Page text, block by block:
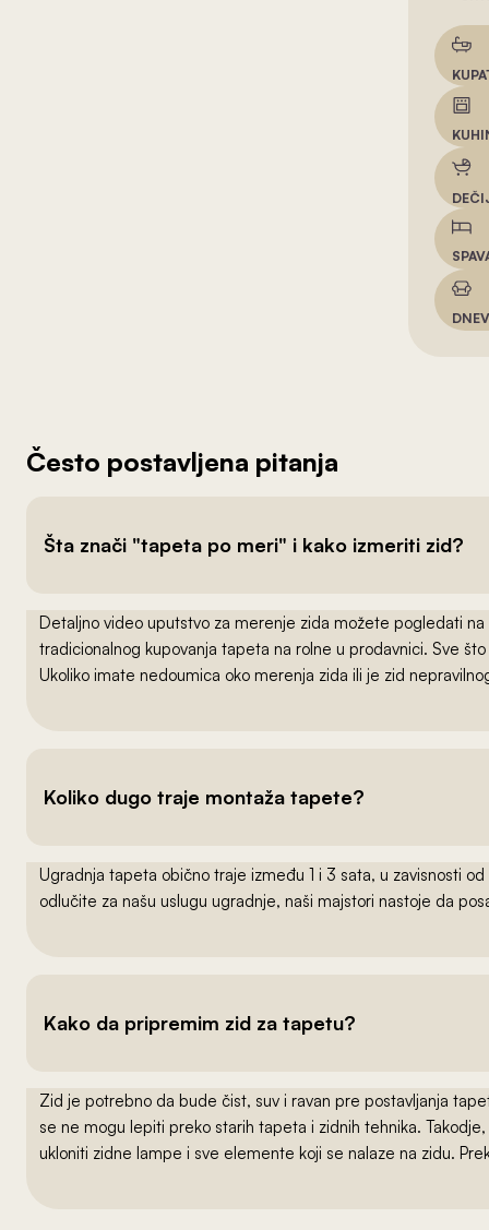
Često postavljena pitanja
Šta znači "tapeta po meri" i kako izmeriti zid?
Detaljno video uputstvo za merenje zida možete pogledati na
tradicionalnog kupovanja tapeta na rolne u prodavnici. Sve
Ukoliko imate nedoumica oko merenja zida ili je zid
Koliko dugo traje montaža tapete?
Ugradnja tapeta obično traje između 1 i 3 sata, u zavisnosti
odlučite za našu uslugu ugradnje, naši majstori nastoje da
Kako da pripremim zid za tapetu?
Zid je potrebno da bude čist, suv i ravan pre postavljanja
se ne mogu lepiti preko starih tapeta i zidnih tehnika.
ukloniti zidne lampe i sve elemente koji se nalaze na zidu.